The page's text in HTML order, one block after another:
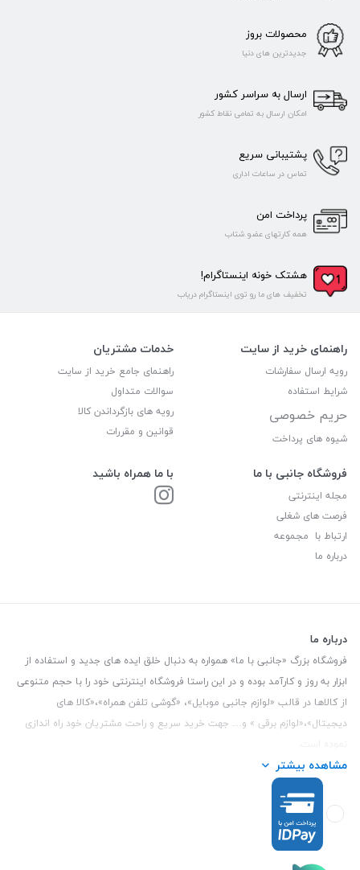
محصولات بروز
جدیدترین های دنیا
ارسال به سراسر کشور
امکان ارسال به تمامی نقاط کشور
پشتیبانی سریع
تماس در ساعات اداری
پرداخت امن
همه کارتهای عضو شتاب
هشتک خونه اینستاگرام!
تخفیف های ما رو توی اینستاگرام دریاب
راهنمای خرید از سایت
رویه ارسال سفارشات
شرایط استفاده
حریم خصوصی
شیوه های پرداخت
خدمات مشتریان
راهنمای جامع خرید از سایت
سوالات متداول
رویه های بازگرداندن کالا
قوانین و مقررات
فروشگاه جانبی با ما
مجله اینترنتی
فرصت های شغلی
ارتباط با مجموعه
درباره ما
با ما همراه باشید
درباره ما
فروشگاه بزرگ «جانبی با ما» همواره به دنبال خلق ایده های جدید و استفاده از
ابزار به روز و کارآمد بوده و در این راستا فروشگاه اینترنتی خود را با حجم متنوعی
از کالاها در قالب «لوازم جانبی موبایل»، «گوشی تلفن همراه»،«کالا های
دیجیتال»،«لوازم برقی » و… جهت خرید سریع و راحت مشتریان خود راه اندازی
این فروشگاه تمام تلاش خود را نموده تا کالاهایی با کیفیت و با حداقل قیمت
عرضه نماید.
تلفن تماس :3847 088 0912
و ملی طبقه زیرین عکاسی
مشاهده بیشتر